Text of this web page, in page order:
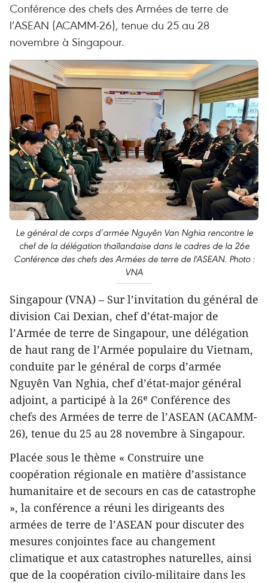
Conférence des chefs des Armées de terre de
l’ASEAN (ACAMM-26), tenue du 25 au 28
novembre à Singapour.
Le général de corps d’armée Nguyên Van Nghia rencontre le
chef de la délégation thaïlandaise dans le cadres de la 26e
Conférence des chefs des Armées de terre de l'ASEAN. Photo :
VNA
Singapour (VNA) – Sur l’invitation du général de
division Cai Dexian, chef d’état-major de
l’Armée de terre de Singapour, une délégation
de haut rang de l’Armée populaire du Vietnam,
conduite par le général de corps d’armée
Nguyên Van Nghia, chef d’état-major général
adjoint, a participé à la 26ᵉ Conférence des
chefs des Armées de terre de l’ASEAN (ACAMM-
26), tenue du 25 au 28 novembre à Singapour.
Placée sous le thème « Construire une
coopération régionale en matière d’assistance
humanitaire et de secours en cas de catastrophe
», la conférence a réuni les dirigeants des
armées de terre de l’ASEAN pour discuter des
mesures conjointes face au changement
climatique et aux catastrophes naturelles, ainsi
que de la coopération civilo-militaire dans les